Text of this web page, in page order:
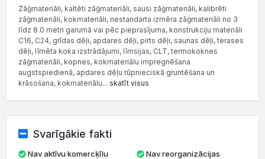
Zāģmateriāli, kaltēti zāģmateriāli, sausi zāģmateriāli, kalibrēti
zāģmateriāli, kokmateriāli, nestandarta izmēra zāģmateriāli no 3
līdz 8.0 metri garumā vai pēc pieprasījuma, konstrukciju materiāli
C16, C24, grīdas dēļi, apdares dēļi, pirts dēļi, saunas dēļi, terases
dēļi, līmēta koka izstrādājumi, līmsijas, CLT, termokoknes
zāģmateriāli, kopnes, kokmateriālu impregnēšana
augstspiedienā, apdares dēļu rūpnieciskā gruntēšana un
krāsošana, kokmateriālu... skatīt visus
Svarīgākie fakti
Nav aktīvu komercķīlu
Nav reorganizācijas